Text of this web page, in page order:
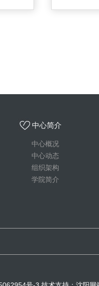
中心简介
中心概况
中心动态
组织架构
学院简介